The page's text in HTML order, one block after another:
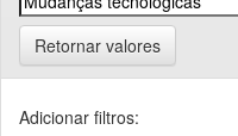
Retornar valores
Adicionar filtros: